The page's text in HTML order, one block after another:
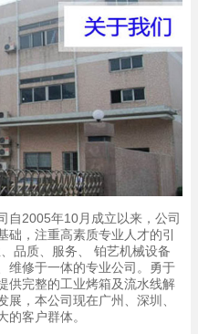
自2005年10月成立以来，公司
础，注重高素质专业人才的引
品质、服务、 铂艺机械设备
维修于一体的专业公司。勇于
供完整的工业烤箱及流水线解
，本公司现在广州、深圳、
客户群体。